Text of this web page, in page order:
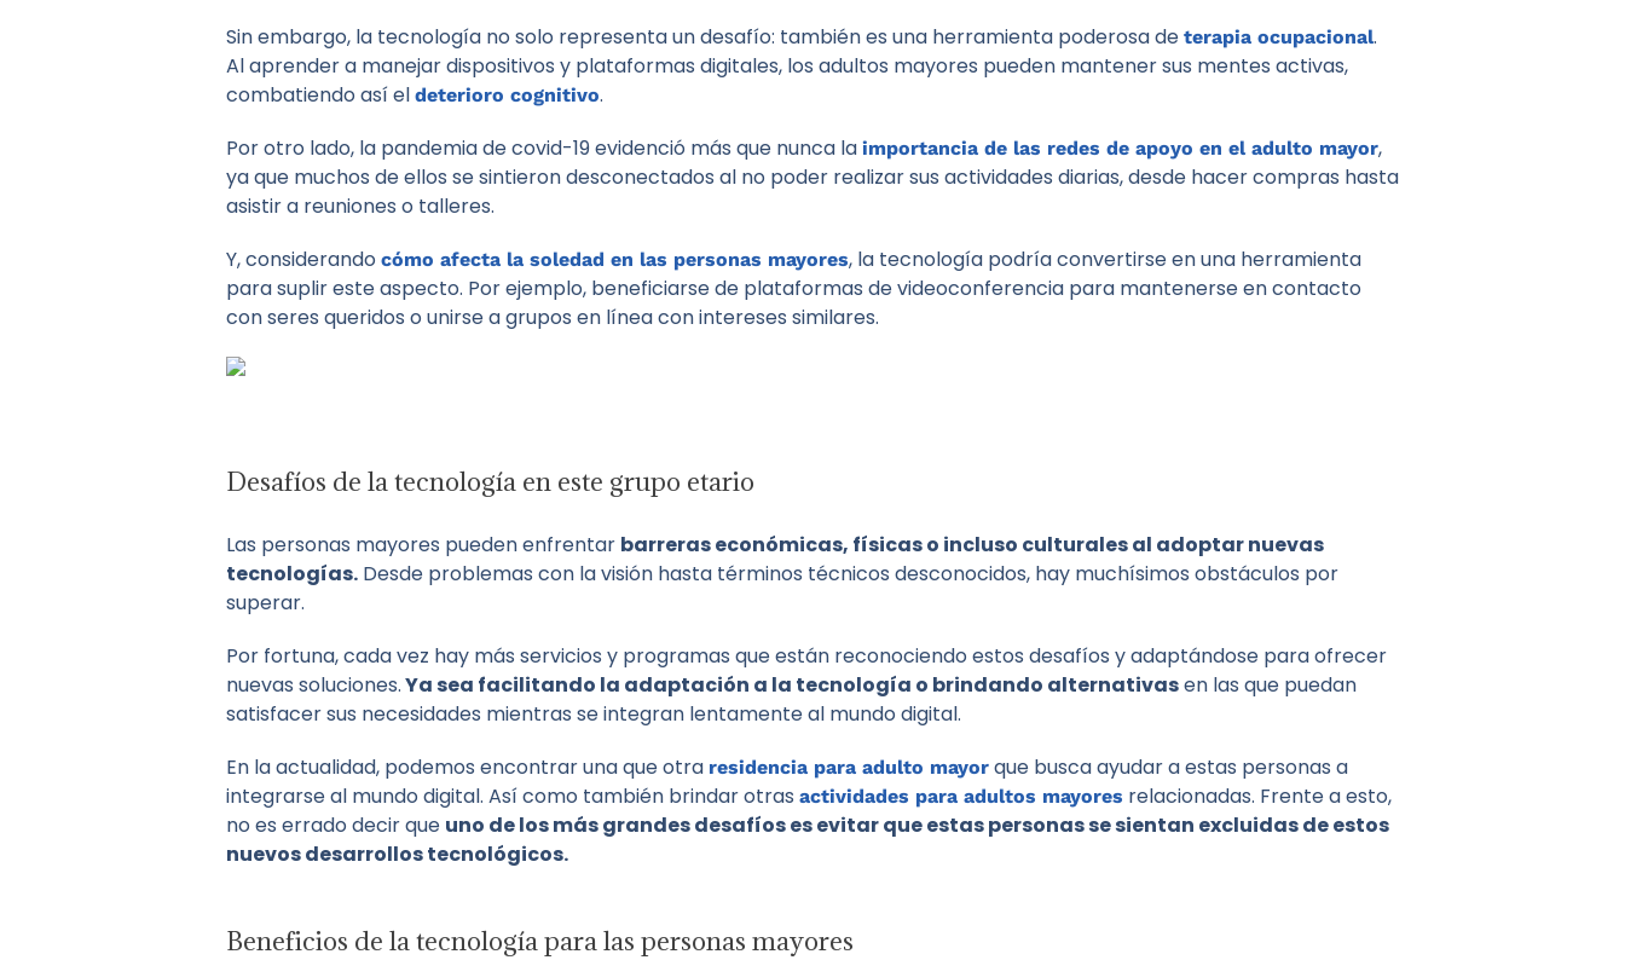
Sin embargo, la tecnología no solo representa un desafío: también es una herramienta poderosa de terapia ocupacional.
Al aprender a manejar dispositivos y plataformas digitales, los adultos mayores pueden mantener sus mentes activas,
combatiendo así el deterioro cognitivo.
Por otro lado, la pandemia de covid-19 evidenció más que nunca la importancia de las redes de apoyo en el adulto mayor,
ya que muchos de ellos se sintieron desconectados al no poder realizar sus actividades diarias, desde hacer compras hasta
asistir a reuniones o talleres.
Y, considerando cómo afecta la soledad en las personas mayores, la tecnología podría convertirse en una herramienta
para suplir este aspecto. Por ejemplo, beneficiarse de plataformas de videoconferencia para mantenerse en contacto
con seres queridos o unirse a grupos en línea con intereses similares.
Desafíos de la tecnología en este grupo etario
Las personas mayores pueden enfrentar barreras económicas, físicas o incluso culturales al adoptar nuevas
tecnologías. Desde problemas con la visión hasta términos técnicos desconocidos, hay muchísimos obstáculos por
superar.
Por fortuna, cada vez hay más servicios y programas que están reconociendo estos desafíos y adaptándose para ofrecer
nuevas soluciones.Ya sea facilitando la adaptación a la tecnología o brindando alternativasen las que puedan
satisfacer sus necesidades mientras se integran lentamente al mundo digital.
En la actualidad, podemos encontrar una que otra residencia para adulto mayor que busca ayudar a estas personas a
integrarse al mundo digital. Así como también brindar otras actividades para adultos mayores relacionadas. Frente a esto,
no es errado decir que uno de los más grandes desafíos es evitar que estas personas se sientan excluidas de estos
nuevos desarrollos tecnológicos.
Beneficios de la tecnología para las personas mayores